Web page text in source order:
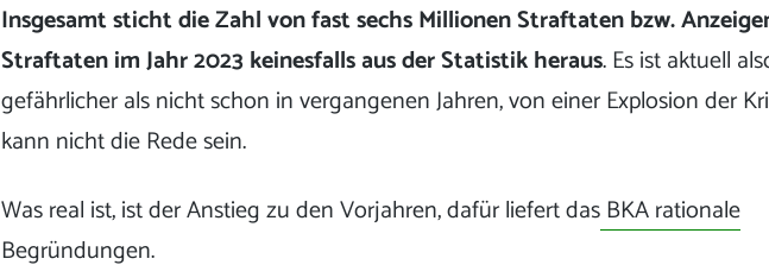
Insgesamt sticht die Zahl von fast sechs Millionen Straftaten bzw.
Straftaten im Jahr 2023 keinesfalls aus der Statistik heraus. Es ist aktuell
gefährlicher als nicht schon in vergangenen Jahren, von einer Explosion der
kann nicht die Rede sein.
Was real ist, ist der Anstieg zu den Vorjahren, dafür liefert dasBKA rationale
Begründungen.